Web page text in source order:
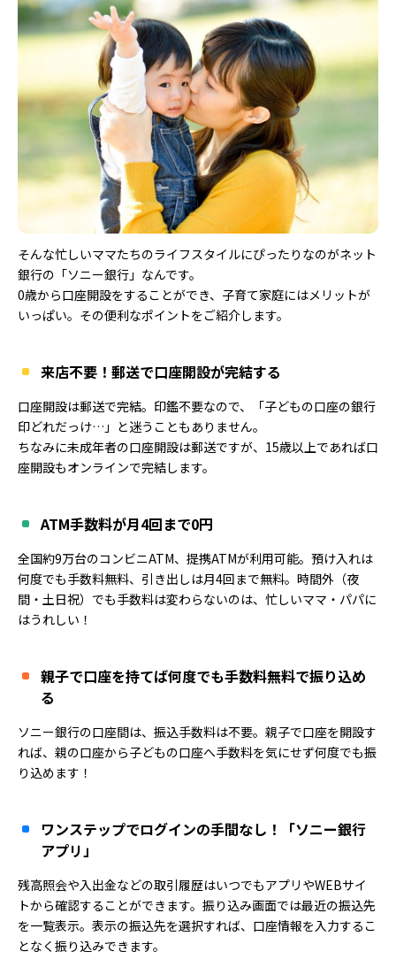
そんな忙しいママたちのライフスタイルにぴったりなのがネット
銀行の「ソニー銀行」なんです。
0歳から口座開設をすることができ、子育て家庭にはメリットが
いっぱい。その便利なポイントをご紹介します。
来店不要！郵送で口座開設が完結する
口座開設は郵送で完結。印鑑不要なので、「子どもの口座の銀行
印どれだっけ…」と迷うこともありません。
ちなみに未成年者の口座開設は郵送ですが、15歳以上であれば口
座開設もオンラインで完結します。
ATM手数料が月4回まで0円
全国約9万台のコンビニATM、提携ATMが利用可能。預け入れは
何度でも手数料無料、引き出しは月4回まで無料。時間外（夜
間・土日祝）でも手数料は変わらないのは、忙しいママ・パパに
はうれしい！
親子で口座を持てば何度でも手数料無料で振り込め
る
ソニー銀行の口座間は、振込手数料は不要。親子で口座を開設す
れば、親の口座から子どもの口座へ手数料を気にせず何度でも振
り込めます！
ワンステップでログインの手間なし！「ソニー銀行
アプリ」
残高照会や入出金などの取引履歴はいつでもアプリやWEBサイ
トから確認することができます。振り込み画面では最近の振込先
を一覧表示。表示の振込先を選択すれば、口座情報を入力するこ
となく振り込みできます。